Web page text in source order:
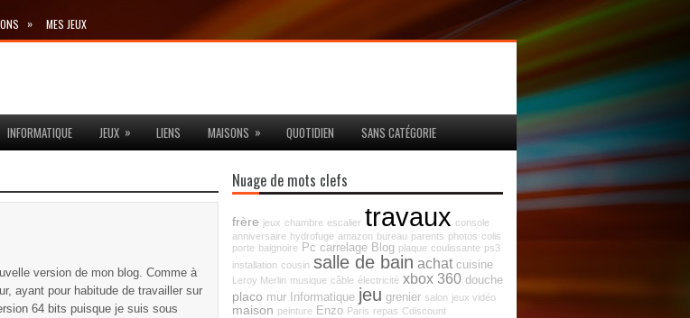
» MES JEUX
INFORMATIQUE JEUX » LIENS MAISONS » QUOTIDIEN SANS CATÉGORIE
version de mon blog. Comme à
ayant pour habitude de travailler sur
64 bits puisque je suis sous
Nuage de mots clefs
frère jeux chambre escalier travaux console
anniversaire hydrofuge amazon bureau parents photos colis
porte baignoire Pc carrelage Blog plaque coulissante ps3
installation cousin salle de bain achat cuisine
Leroy Merlin musique câble électricité xbox 360 douche
placo mur Informatique jeu grenier salon jeux vidéo
maison peinture Enzo Paris repas Cdiscount